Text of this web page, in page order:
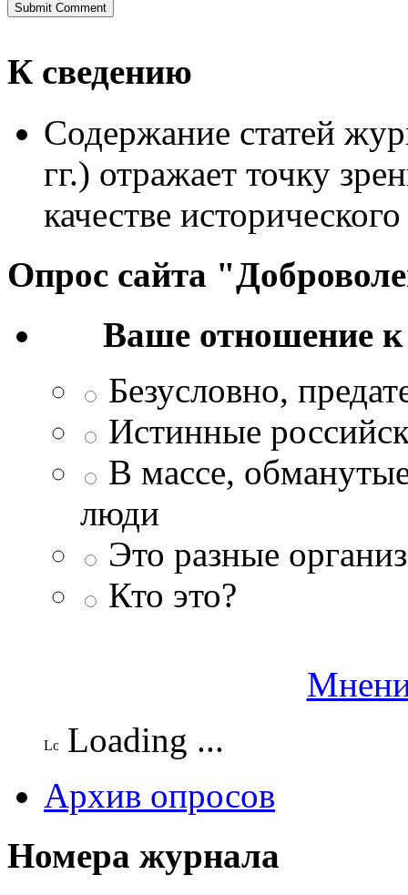
К сведению
Содержание статей
гг.) отражает точку
качестве
Опрос сайта
Ваше отношение
Безусловно,
Истинные
В массе,
люди
Это разные
Кто это?
Loading ...
Архив опросов
Номера журнала